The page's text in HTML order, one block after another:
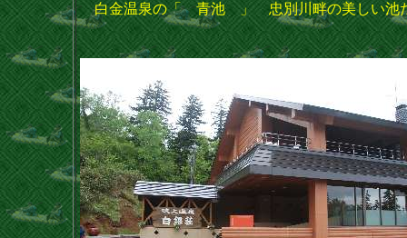
白金温泉の「 青池 」 忠別川畔の美しい池